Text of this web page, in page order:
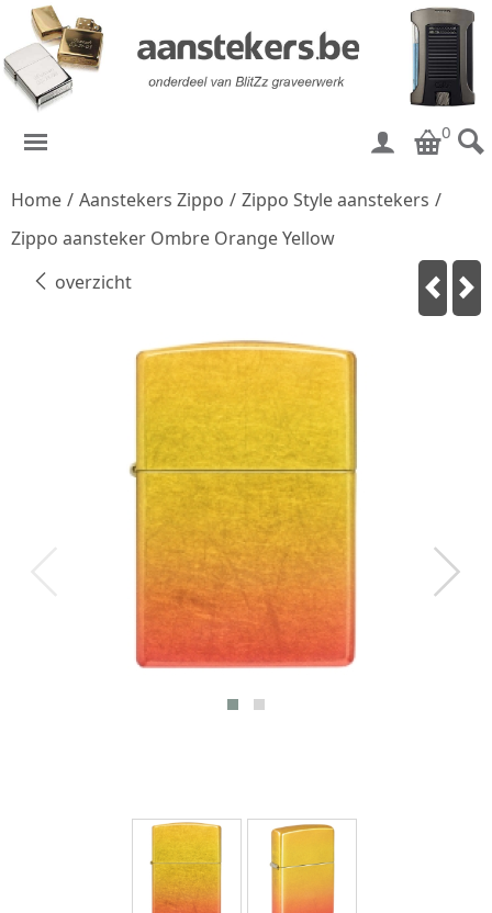
0
Home / Aanstekers Zippo / Zippo Style aanstekers /
Zippo aansteker Ombre Orange Yellow
overzicht